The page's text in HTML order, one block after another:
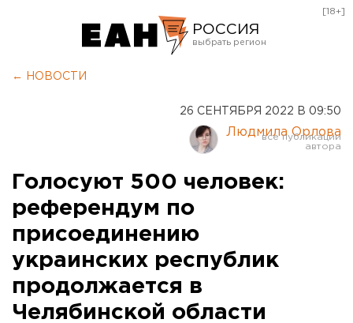
РОССИЯ
Курган
Оренбург
[18+]
← НОВОСТИ
26 СЕНТЯБРЯ 2022 В 09:50
Людмила Орлова
Голосуют 500 человек:
референдум по
присоединению
украинских республик
продолжается в
Челябинской области